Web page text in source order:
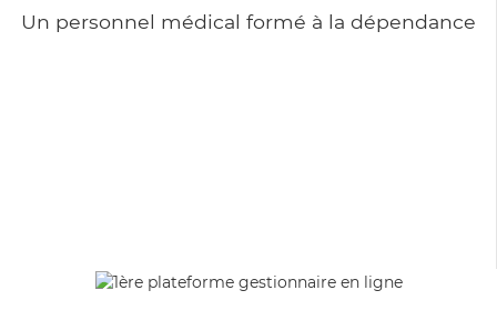
Un personnel médical formé à la dépendance